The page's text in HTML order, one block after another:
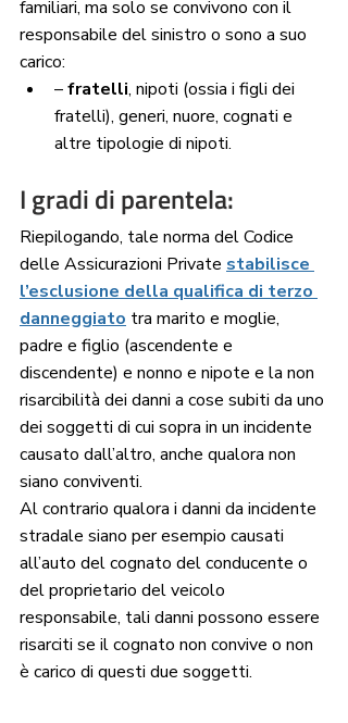
familiari, ma solo se convivono con il
responsabile del sinistro o sono a suo
carico:
– fratelli, nipoti (ossia i figli dei
fratelli), generi, nuore, cognati e
altre tipologie di nipoti.
I gradi di parentela:
Riepilogando, tale norma del Codice
delle Assicurazioni Private stabilisce
l’esclusione della qualifica di terzo
danneggiato tra marito e moglie,
padre e figlio (ascendente e
discendente) e nonno e nipote e la non
risarcibilità dei danni a cose subiti da uno
dei soggetti di cui sopra in un incidente
causato dall’altro, anche qualora non
siano conviventi.
Al contrario qualora i danni da incidente
stradale siano per esempio causati
all’auto del cognato del conducente o
del proprietario del veicolo
responsabile, tali danni possono essere
risarciti se il cognato non convive o non
è carico di questi due soggetti.